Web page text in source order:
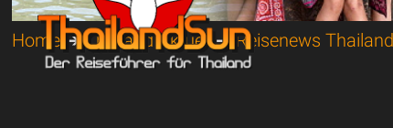
Home➔Thailand Aktuell➔Reisenews Thailand